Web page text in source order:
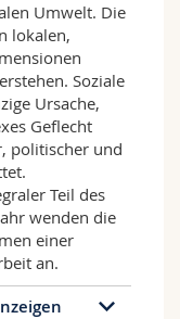
Umwelt. Die
lokalen,
Soziale
Ursache,
Geflecht
politischer und
Teil des
wenden die
einer
an.